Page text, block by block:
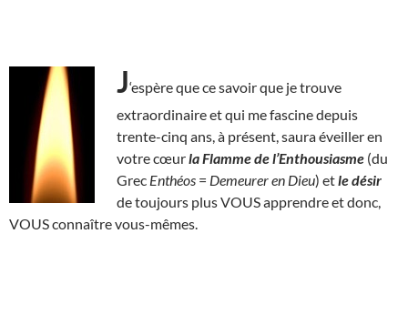
J‘espère que ce savoir que je trouve
extraordinaire et qui me fascine depuis
trente-cinq ans, à présent, saura éveiller en
votre cœurla Flamme de l’Enthousiasme (du
Grec Enthéos = Demeurer en Dieu) etle désir
de toujours plus VOUS apprendre et donc,
VOUS connaître vous-mêmes.